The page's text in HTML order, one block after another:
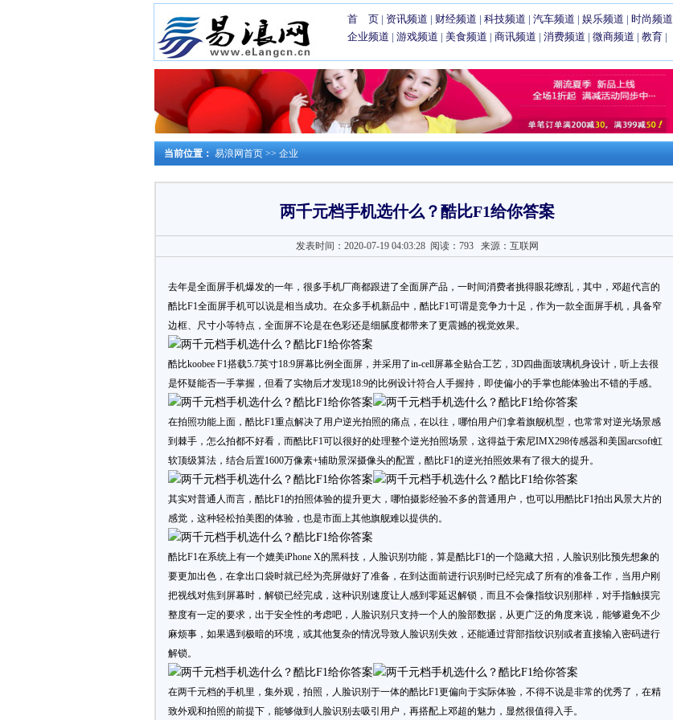
首 页 | 资讯频道 | 财经频道 | 科技频道 | 汽车频道 | 娱乐频道 | 时尚频道
企业频道 | 游戏频道 | 美食频道 | 商讯频道 | 消费频道 | 微商频道 | 教育 |
当前位置： 易浪网首页 >> 企业
两千元档手机选什么？酷比F1给你答案
发表时间：2020-07-19 04:03:28 阅读：793 来源：互联网
去年是全面屏手机爆发的一年，很多手机厂商都跟进了全面屏产品，一时间消费者挑得眼花缭乱，其中，邓超代言的
酷比F1全面屏手机可以说是相当成功。在众多手机新品中，酷比F1可谓是竞争力十足，作为一款全面屏手机，具备窄
边框、尺寸小等特点，全面屏不论是在色彩还是细腻度都带来了更震撼的视觉效果。
酷比koobee F1搭载5.7英寸18:9屏幕比例全面屏，并采用了in-cell屏幕全贴合工艺，3D四曲面玻璃机身设计，听上去很
是怀疑能否一手掌握，但看了实物后才发现18:9的比例设计符合人手握持，即使偏小的手掌也能体验出不错的手感。
在拍照功能上面，酷比F1重点解决了用户逆光拍照的痛点，在以往，哪怕用户们拿着旗舰机型，也常常对逆光场景感
到棘手，怎么拍都不好看，而酷比F1可以很好的处理整个逆光拍照场景，这得益于索尼IMX298传感器和美国arcsoft虹
软顶级算法，结合后置1600万像素+辅助景深摄像头的配置，酷比F1的逆光拍照效果有了很大的提升。
其实对普通人而言，酷比F1的拍照体验的提升更大，哪怕摄影经验不多的普通用户，也可以用酷比F1拍出风景大片的
感觉，这种轻松拍美图的体验，也是市面上其他旗舰难以提供的。
酷比F1在系统上有一个媲美iPhone X的黑科技，人脸识别功能，算是酷比F1的一个隐藏大招，人脸识别比预先想象的
要更加出色，在拿出口袋时就已经为亮屏做好了准备，在到达面前进行识别时已经完成了所有的准备工作，当用户刚
把视线对焦到屏幕时，解锁已经完成，这种识别速度让人感到零延迟解锁，而且不会像指纹识别那样，对手指触摸完
整度有一定的要求，出于安全性的考虑吧，人脸识别只支持一个人的脸部数据，从更广泛的角度来说，能够避免不少
麻烦事，如果遇到极暗的环境，或其他复杂的情况导致人脸识别失效，还能通过背部指纹识别或者直接输入密码进行
解锁。
在两千元档的手机里，集外观，拍照，人脸识别于一体的酷比F1更偏向于实际体验，不得不说是非常的优秀了，在精
致外观和拍照的前提下，能够做到人脸识别去吸引用户，再搭配上邓超的魅力，显然很值得入手。